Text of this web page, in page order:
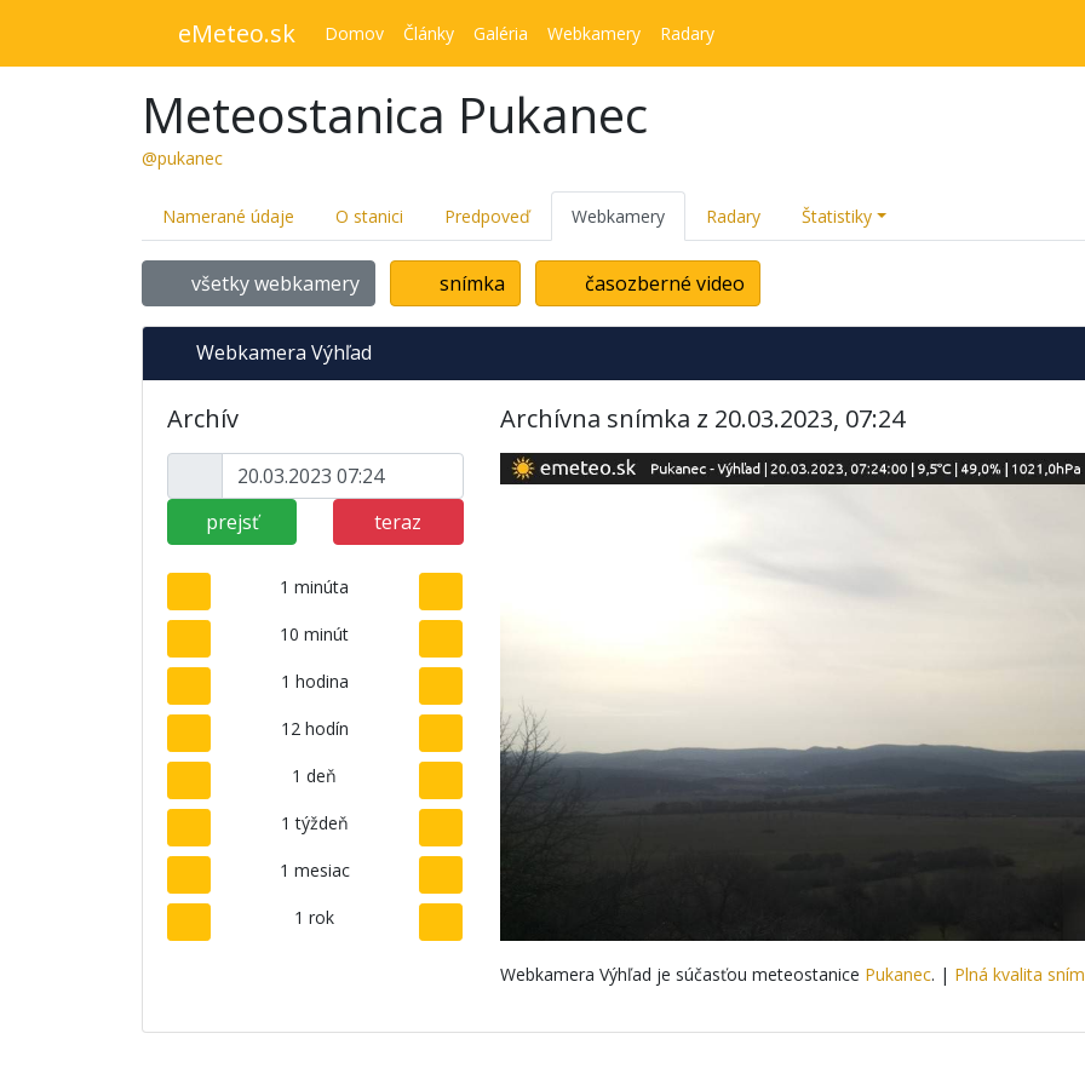
eMeteo.sk Domov Články Galéria Webkamery Radary
Meteostanica Pukanec
@pukanec
Namerané údaje O stanici Predpoveď Webkamery Radary Štatistiky
všetky webkamery snímka časozberné video
Webkamera Výhľad
Archív
prejsť teraz
1 minúta
10 minút
1 hodina
12 hodín
1 deň
1 týždeň
1 mesiac
1 rok
Archívna snímka z 20.03.2023, 07:24
Webkamera Výhľad je súčasťou meteostanice Pukanec. | Plná kvalita